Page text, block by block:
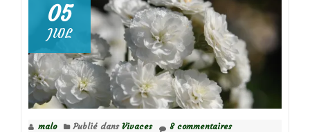
05
JUIL
malo Publié dans Vivaces 8 commentaires